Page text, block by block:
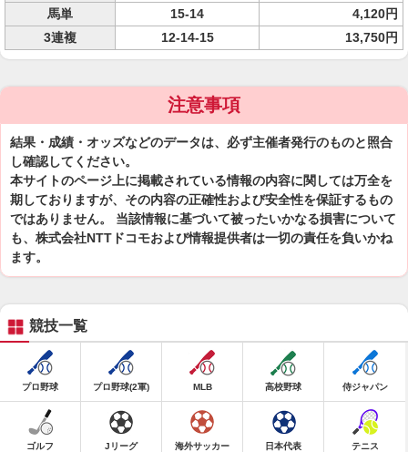
馬単
15-14
4,120円
3連複
12-14-15 13,750円
注意事項
結果・成績・オッズなどのデータは、必ず主催者発行のものと照合
し確認してください。
本サイトのページ上に掲載されている情報の内容に関しては万全を
期しておりますが、その内容の正確性および安全性を保証するもの
ではありません。 当該情報に基づいて被ったいかなる損害について
も、株式会社NTTドコモおよび情報提供者は一切の責任を負いかね
ます。
競技一覧
プロ野球 プロ野球(2軍) MLB 高校野球 侍ジャパン
ゴルフ Jリーグ 海外サッカー 日本代表 テニス